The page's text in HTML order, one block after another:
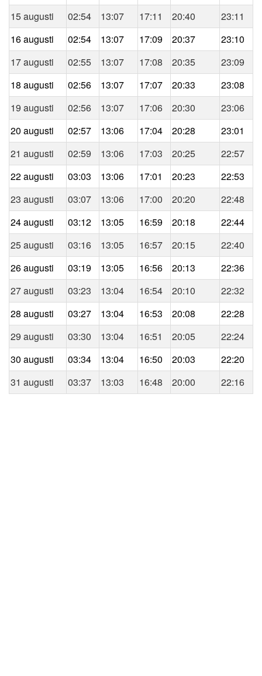
15 augusti 02:54 13:07 17:11 20:40
23:11
16 augusti
02:54 13:07 17:09 20:37
23:10
17 augusti
02:55 13:07 17:08 20:35
23:09
18 augusti
02:56 13:07 17:07 20:33
23:08
19 augusti
02:56 13:07 17:06 20:30
23:06
20 augusti
02:57 13:06 17:04 20:28
23:01
21 augusti
02:59 13:06 17:03 20:25
22:57
22 augusti
03:03 13:06 17:01 20:23
22:53
23 augusti
03:07 13:06 17:00 20:20
22:48
24 augusti
03:12 13:05 16:59 20:18
22:44
25 augusti
03:16 13:05 16:57 20:15
22:40
26 augusti
03:19 13:05 16:56 20:13
22:36
27 augusti
03:23 13:04 16:54 20:10
22:32
28 augusti
03:27 13:04 16:53 20:08
22:28
29 augusti
03:30 13:04 16:51 20:05
22:24
30 augusti
03:34 13:04 16:50 20:03
22:20
31 augusti
03:37 13:03 16:48 20:00 22:16